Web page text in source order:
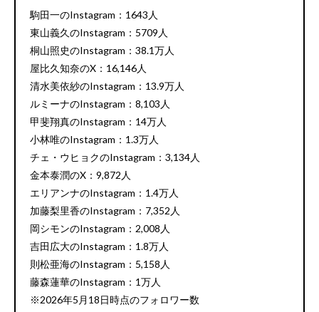
駒田一のInstagram：1643人
東山義久のInstagram：5709人
桐山照史のInstagram：38.1万人
屋比久知奈のX：16,146人
清水美依紗のInstagram：13.9万人
ルミーナのInstagram：8,103人
甲斐翔真のInstagram：14万人
小林唯のInstagram：1.3万人
チェ・ウヒョクのInstagram：3,134人
金本泰潤のX：9,872人
エリアンナのInstagram：1.4万人
加藤梨里香のInstagram：7,352人
岡シモンのInstagram：2,008人
吉田広大のInstagram：1.8万人
則松亜海のInstagram：5,158人
藤森蓮華のInstagram：1万人
※2026年5月18日時点のフォロワー数